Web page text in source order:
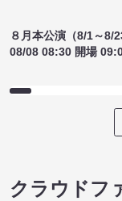
８月本公演（8/1～8/
08/08 08:30 開場
クラウドフ